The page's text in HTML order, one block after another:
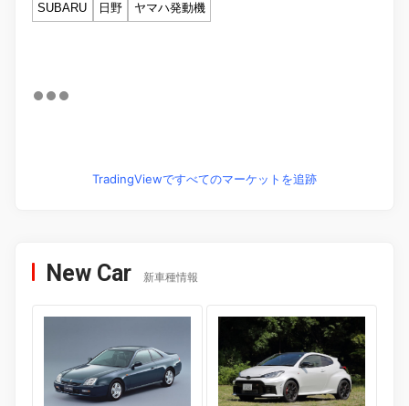
SUBARU
日野 ヤマハ発動機
TradingViewですべてのマーケットを追跡
New Car 新車種情報